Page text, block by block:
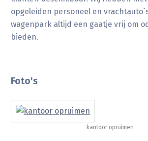
opgeleiden personeel en
wagenpark altijd een gaatje vrij om
bieden.
Foto's
kantoor opruimen